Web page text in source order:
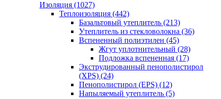
Изоляция (1027)
Теплоизоляция (442)
Базальтовый утеплитель (213)
Утеплитель из стекловолокна (36)
Вспененный полиэтилен (45)
Жгут уплотнительный (28)
Подложка вспененная (17)
Экструдированный пенополистирол
(XPS) (24)
Пенополистирол (EPS) (12)
Напыляемый утеплитель (5)